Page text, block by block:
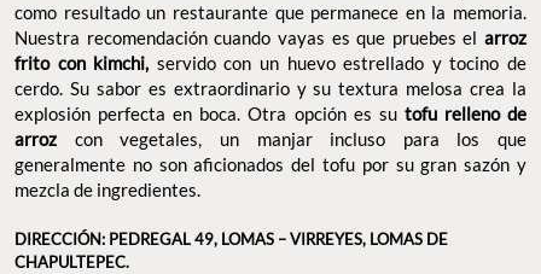
como resultado un restaurante que permanece en la memoria.
Nuestra recomendación cuando vayas es que pruebes el arroz
frito con kimchi, servido con un huevo estrellado y tocino de
cerdo. Su sabor es extraordinario y su textura melosa crea la
explosión perfecta en boca. Otra opción es su tofu relleno de
arroz con vegetales, un manjar incluso para los que
generalmente no son aficionados del tofu por su gran sazón y
mezcla de ingredientes.
DIRECCIÓN: PEDREGAL 49, LOMAS – VIRREYES, LOMAS DE
CHAPULTEPEC.